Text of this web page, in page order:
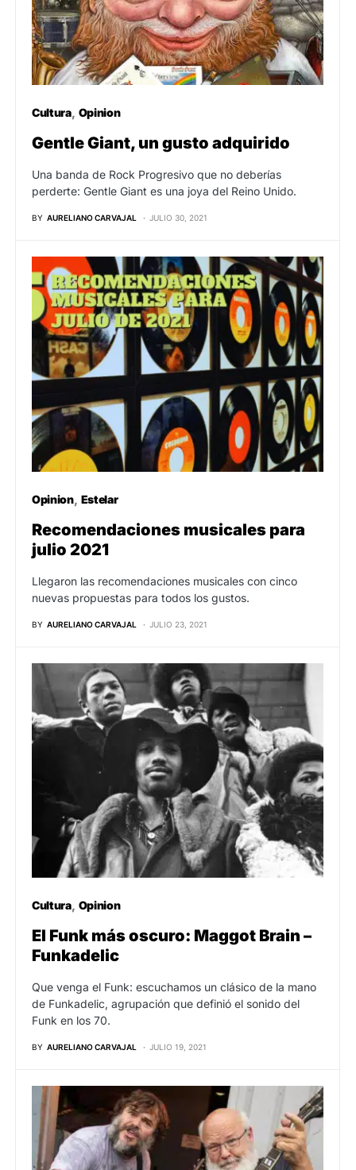
Cultura Opinion
Gentle Giant, un gusto adquirido
Una banda de Rock Progresivo que no deberías
perderte: Gentle Giant es una joya del Reino Unido.
BY AURELIANO CARVAJAL JULIO 30, 2021
Opinion Estelar
Recomendaciones musicales para
julio 2021
Llegaron las recomendaciones musicales con cinco
nuevas propuestas para todos los gustos.
BY AURELIANO CARVAJAL JULIO 23, 2021
Cultura Opinion
El Funk más oscuro: Maggot Brain –
Funkadelic
Que venga el Funk: escuchamos un clásico de la mano
de Funkadelic, agrupación que definió el sonido del
Funk en los 70.
BY AURELIANO CARVAJAL JULIO 19, 2021